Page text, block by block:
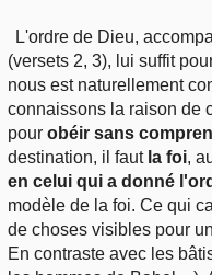
L'ordre de Dieu,
(versets 2, 3), lui suffit
nous est naturellement
connaissons la raison de
pour obéir sans
destination, il faut la foi,
en celui qui a donné
modèle de la foi. Ce qui
de choses visibles pour
En contraste avec les